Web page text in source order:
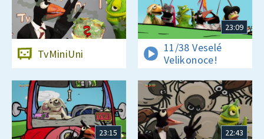
TvMiniUni
23:09
11/38 Veselé
Velikonoce!
23:15 22:43